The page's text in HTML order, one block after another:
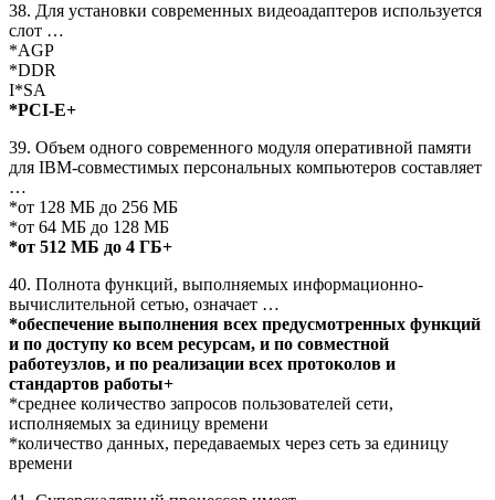
38. Для установки современных видеоадаптеров используется
слот …
*AGP
*DDR
I*SA
*PCI-E+
39. Объем одного современного модуля оперативной памяти
для IBM-совместимых персональных компьютеров составляет
…
*от 128 МБ до 256 МБ
*от 64 МБ до 128 МБ
*от 512 МБ до 4 ГБ+
40. Полнота функций, выполняемых информационно-
вычислительной сетью, означает …
*обеспечение выполнения всех предусмотренных функций
и по доступу ко всем ресурсам, и по совместной
работеузлов, и по реализации всех протоколов и
стандартов работы+
*среднее количество запросов пользователей сети,
исполняемых за единицу времени
*количество данных, передаваемых через сеть за единицу
времени